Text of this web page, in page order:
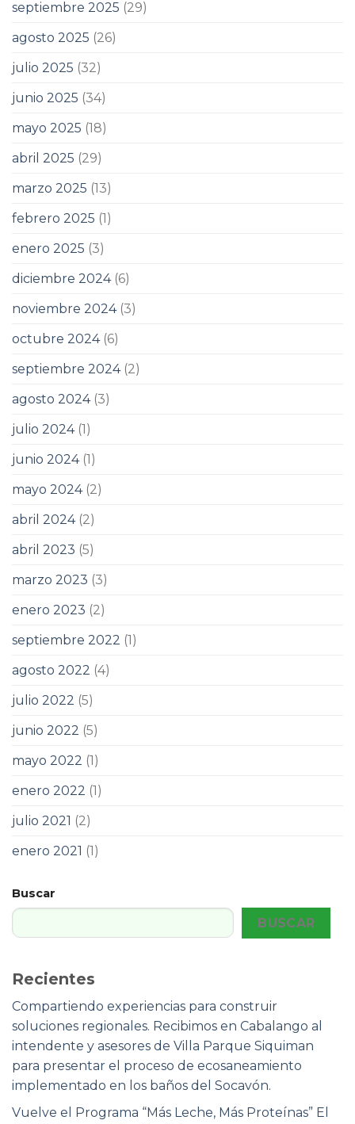
septiembre 2025 (29)
agosto 2025 (26)
julio 2025 (32)
junio 2025 (34)
mayo 2025 (18)
abril 2025 (29)
marzo 2025 (13)
febrero 2025 (1)
enero 2025 (3)
diciembre 2024(6)
noviembre 2024(3)
octubre 2024(6)
septiembre 2024(2)
agosto 2024(3)
julio 2024(1)
junio 2024(1)
mayo 2024(2)
abril 2024(2)
abril 2023 (5)
marzo 2023 (3)
enero 2023 (2)
septiembre 2022 (1)
agosto 2022 (4)
julio 2022 (5)
junio 2022 (5)
mayo 2022 (1)
enero 2022 (1)
julio 2021 (2)
enero 2021 (1)
Buscar
BUSCAR
Recientes
Compartiendo experiencias para construir
soluciones regionales. Recibimos en Cabalango al
intendente y asesores de Villa Parque Siquiman
para presentar el proceso de ecosaneamiento
implementado en los baños del Socavón.
Vuelve el Programa “Más Leche, Más Proteínas” El